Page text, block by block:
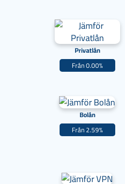
Privatlån
Från 0.00%
Bolån
Från 2.59%